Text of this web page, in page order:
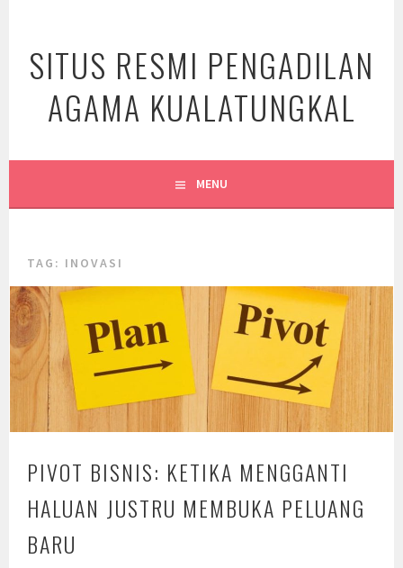
content
SITUS RESMI PENGADILAN
AGAMA KUALATUNGKAL
MENU
TAG: INOVASI
PIVOT BISNIS: KETIKA MENGGANTI
HALUAN JUSTRU MEMBUKA PELUANG
BARU